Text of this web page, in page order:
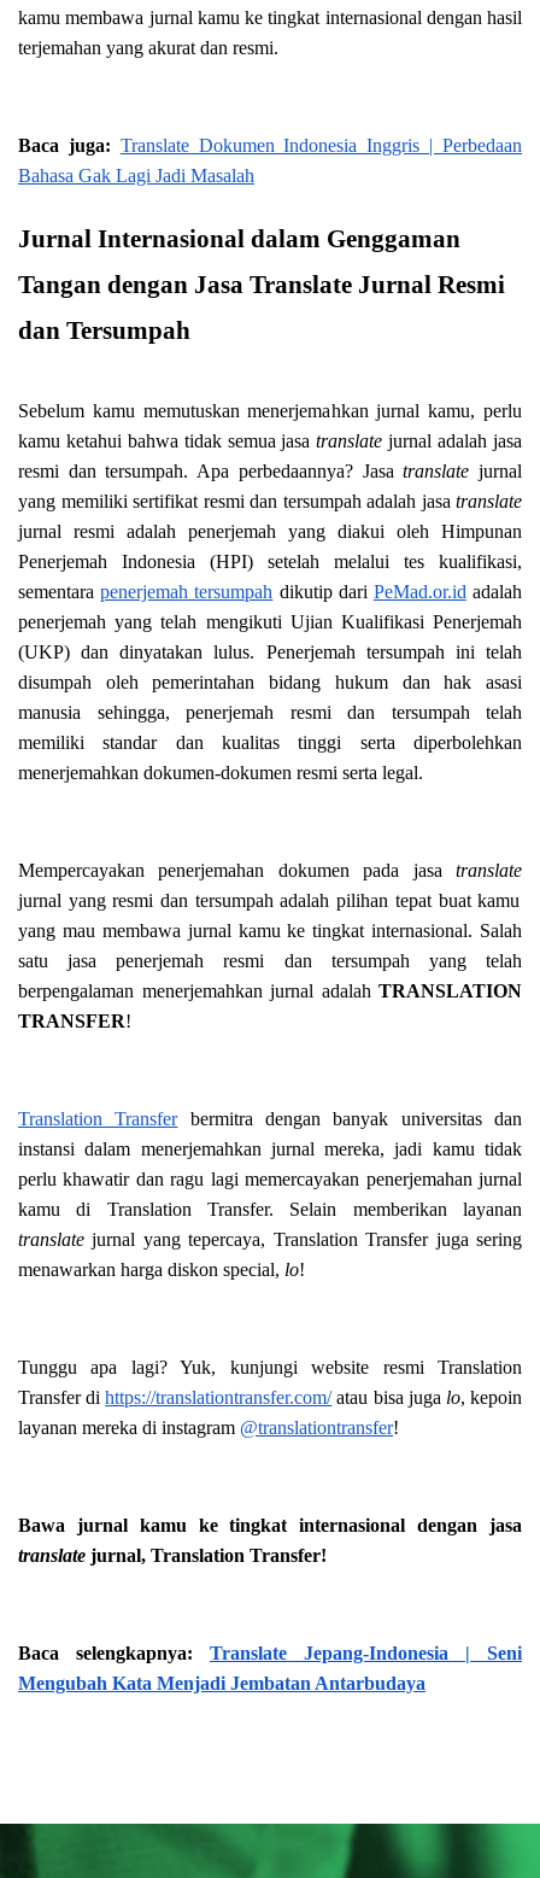
kamu membawa jurnal kamu ke tingkat internasional dengan hasil
terjemahan yang akurat dan resmi.
Baca juga: Translate Dokumen Indonesia Inggris | Perbedaan
Bahasa Gak Lagi Jadi Masalah
Jurnal Internasional dalam Genggaman
Tangan dengan Jasa Translate Jurnal Resmi
dan Tersumpah
Sebelum kamu memutuskan menerjemahkan jurnal kamu, perlu
kamu ketahui bahwa tidak semua jasatranslate jurnal adalah jasa
resmi dan tersumpah. Apa perbedaannya? Jasatranslate jurnal
yang memiliki sertifikat resmi dan tersumpah adalah jasa translate
jurnal resmi adalah penerjemah yang diakui oleh Himpunan
Penerjemah Indonesia (HPI) setelah melalui tes kualifikasi,
sementarapenerjemah tersumpah dikutip dari PeMad.or.id adalah
penerjemah yang telah mengikuti Ujian Kualifikasi Penerjemah
(UKP) dan dinyatakan lulus. Penerjemah tersumpah ini telah
disumpah oleh pemerintahan bidang hukum dan hak asasi
manusia sehingga, penerjemah resmi dan tersumpah telah
memiliki standar dan kualitas tinggi serta diperbolehkan
menerjemahkan dokumen-dokumen resmi serta legal.
Mempercayakan penerjemahan dokumen pada jasa translate
jurnal yang resmi dan tersumpah adalah pilihan tepat buat kamu
yang mau membawa jurnal kamu ke tingkat internasional. Salah
satu jasa penerjemah resmi dan tersumpah yang telah
berpengalaman menerjemahkan jurnal adalah TRANSLATION
TRANSFER!
Translation Transferbermitra dengan banyak universitas dan
instansi dalam menerjemahkan jurnal mereka, jadi kamu tidak
perlu khawatir dan ragu lagi memercayakan penerjemahan jurnal
kamu di Translation Transfer. Selain memberikan layanan
translate jurnal yang tepercaya, Translation Transfer juga sering
menawarkan harga diskon special, lo!
Tunggu apa lagi? Yuk, kunjungi website resmi Translation
Transfer dihttps://translationtransfer.com/atau bisa juga lo, kepoin
layanan mereka di instagram @translationtransfer!
Bawa jurnal kamu ke tingkat internasional dengan jasa
translate jurnal, Translation Transfer!
Baca selengkapnya: Translate Jepang-Indonesia | Seni
Mengubah Kata Menjadi Jembatan Antarbudaya